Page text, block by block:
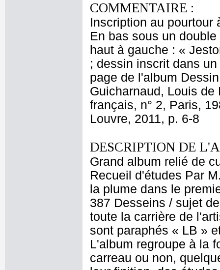
COMMENTAIRE :
Inscription au pourtour
En bas sous un
haut à gauche : «
; dessin inscrit dans
page de l'album
Guicharnaud, Louis
français, n° 2, Paris,
Louvre, 2011, p. 6-8
DESCRIPTION DE
Grand album relié de
Recueil d'études Par
la plume dans le
387 Desseins / sujet
toute la carrière de
sont paraphés « LB »
L'album regroupe à la
carreau ou non,